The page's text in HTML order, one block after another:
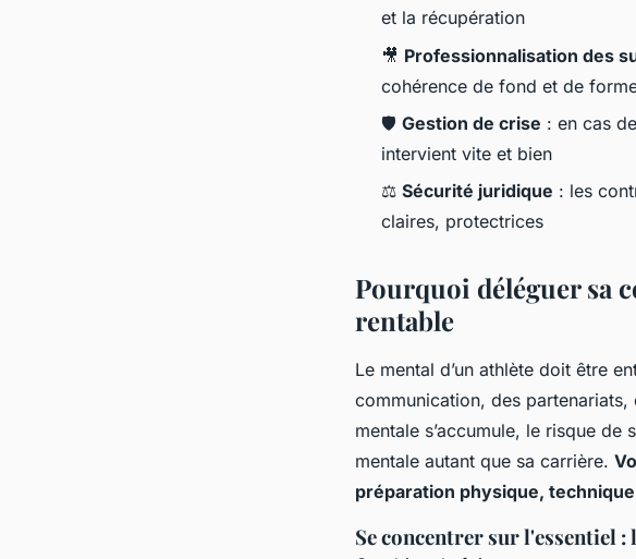
et la récupération
🎥 Professionnalisation des
cohérence de fond et de
🛡️ Gestion de crise : en cas
intervient vite et bien
⚖️ Sécurité juridique : les
claires, protectrices
Pourquoi déléguer sa
rentable
Le mental d’un athlète doit être
communication, des
mentale s’accumule, le risque de
mentale autant que sa carrière.
préparation physique,
Se concentrer sur l'essentiel